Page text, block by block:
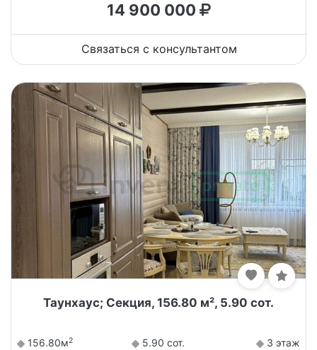
14 900 000
Связаться с консультантом
Таунхаус; Секция, 156.80 м², 5.90 сот.
156.80м2 5.90 сот.
3 этаж